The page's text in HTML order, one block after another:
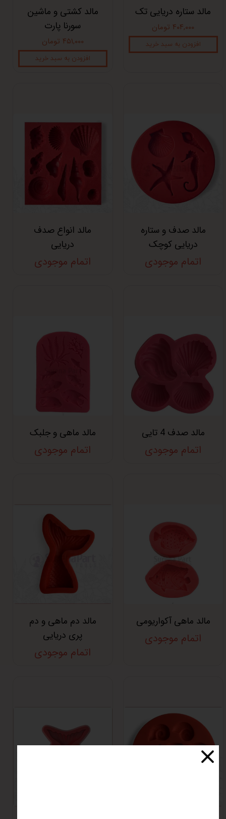
مالد ستاره دریایی تک
۴۰۴,۰۰۰ تومان
افزودن به سبد خرید
مالد کشتی و ماشین
سورنا پارت
۴۵۱,۰۰۰ تومان
افزودن به سبد خرید
مالد صدف و ستاره
دریایی کوچک
اتمام موجودی
مالد انواع صدف
دریایی
اتمام موجودی
مالد صدف 4 تایی
اتمام موجودی
مالد ماهی و جلبک
اتمام موجودی
مالد ماهی آکواریومی
اتمام موجودی
مالد دم ماهی و دم
پری دریایی
اتمام موجودی